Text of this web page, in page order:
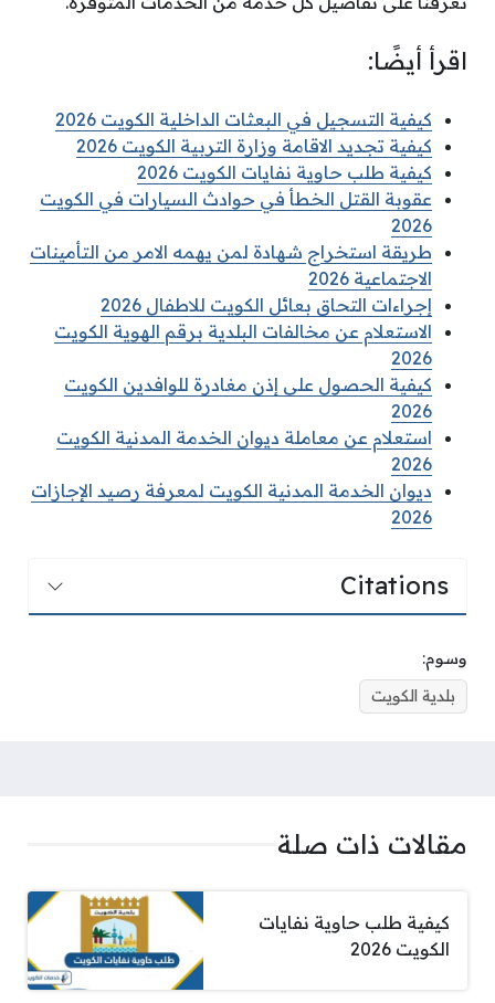
اقرأ أيضًا:
كيفية التسجيل في البعثات الداخلية الكويت 2026
كيفية تجديد الاقامة وزارة التربية الكويت 2026
كيفية طلب حاوية نفايات الكويت 2026
عقوبة القتل الخطأ في حوادث السيارات في الكويت
2026
طريقة استخراج شهادة لمن يهمه الامر من التأمينات
الاجتماعية 2026
إجراءات التحاق بعائل الكويت للاطفال 2026
الاستعلام عن مخالفات البلدية برقم الهوية الكويت
2026
كيفية الحصول على إذن مغادرة للوافدين الكويت
2026
استعلام عن معاملة ديوان الخدمة المدنية الكويت
2026
ديوان الخدمة المدنية الكويت لمعرفة رصيد الإجازات
2026
Citations
وسوم:
بلدية الكويت
مقالات ذات صلة
كيفية طلب حاوية نفايات
الكويت 2026